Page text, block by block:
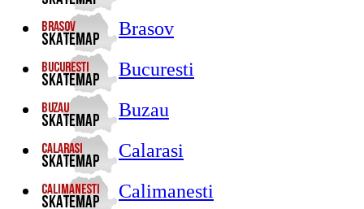
Brasov
Bucuresti
Buzau
Calarasi
Calimanesti